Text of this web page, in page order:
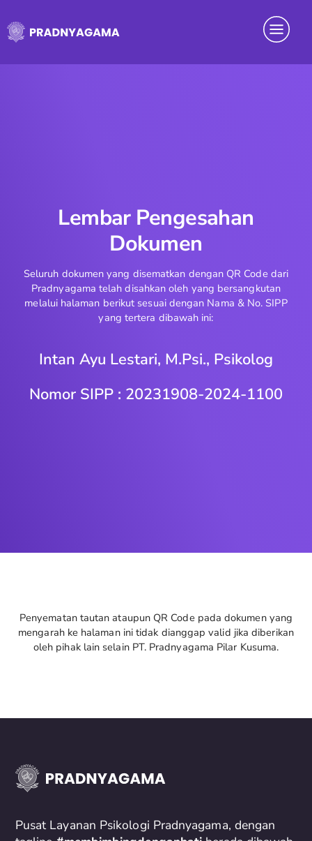
to
content
Menu
Lembar Pengesahan
Dokumen
Seluruh dokumen yang disematkan dengan QR Code dari
Pradnyagama telah disahkan oleh yang bersangkutan
melalui halaman berikut sesuai dengan Nama & No. SIPP
yang tertera dibawah ini:
Intan Ayu Lestari, M.Psi., Psikolog
Nomor SIPP : 20231908-2024-1100
Penyematan tautan ataupun QR Code pada dokumen yang
mengarah ke halaman ini tidak dianggap valid jika diberikan
oleh pihak lain selain PT. Pradnyagama Pilar Kusuma.
Pusat Layanan Psikologi Pradnyagama, dengan